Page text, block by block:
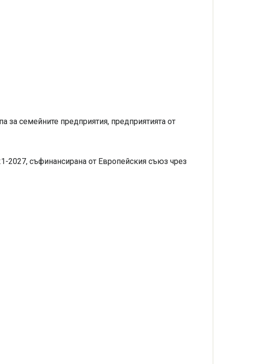
за семейните предприятия, предприятията от
2027, съфинансирана от Европейския съюз чрез